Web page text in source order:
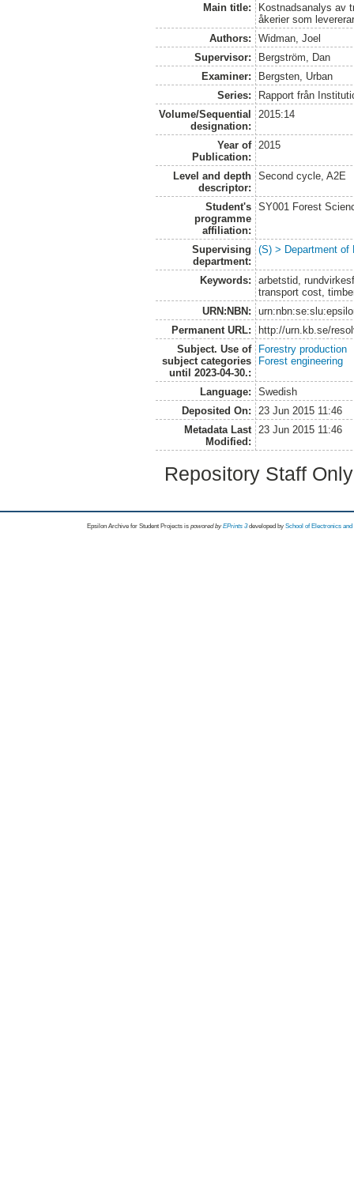
Main title:
Kostnadsanalys av
åkerier som
Authors:
Widman, Joel
Supervisor:
Bergström, Dan
Examiner:
Bergsten, Urban
Series:
Rapport från
Volume/Sequential
designation:
2015:14
Year of
Publication:
2015
Level and depth
descriptor:
Second cycle, A2E
Student's
programme
affiliation:
SY001 Forest
Supervising
department:
(S) > Department of
Keywords:
arbetstid,
transport cost,
URN:NBN:
Permanent URL:
http://urn.kb.se/
Subject. Use of
subject categories
until 2023-04-30.:
Forestry production
Forest engineering
Language:
Swedish
Deposited On:
23 Jun 2015 11:46
Metadata Last
Modified:
23 Jun 2015 11:46
Repository Staff
Epsilon Archive for Student Projects is powored byEPrints 3 developed by School of Electronics